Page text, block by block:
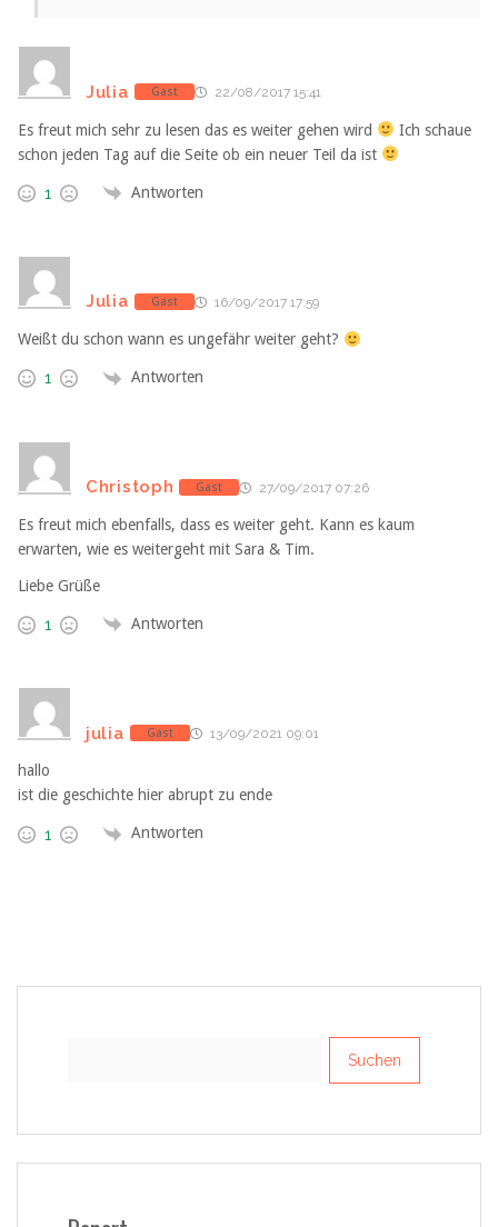
Julia Gast 22/08/2017 15:41
Es freut mich sehr zu lesen das es weiter gehen wird
Ich schaue
schon jeden Tag auf die Seite ob ein neuer Teil da ist
1 Antworten
Julia Gast 16/09/2017 17:59
Weißt du schon wann es ungefähr weiter geht?
1 Antworten
Christoph Gast 27/09/2017 07:26
Es freut mich ebenfalls, dass es weiter geht. Kann es kaum
erwarten, wie es weitergeht mit Sara & Tim.
Liebe Grüße
1 Antworten
julia Gast 13/09/2021 09:01
hallo
ist die geschichte hier abrupt zu ende
1 Antworten